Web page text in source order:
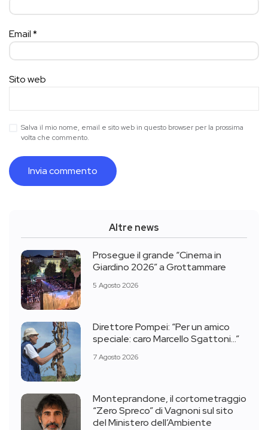
Email*
Sito web
Salva il mio nome, email e sito web in questo browser per la prossima
volta che commento.
Altre news
Prosegue il grande “Cinema in
Giardino 2026” a Grottammare
5 Agosto 2026
Direttore Pompei: “Per un amico
speciale: caro Marcello Sgattoni…”
7 Agosto 2026
Monteprandone, il cortometraggio
“Zero Spreco” di Vagnoni sul sito
del Ministero dell’Ambiente